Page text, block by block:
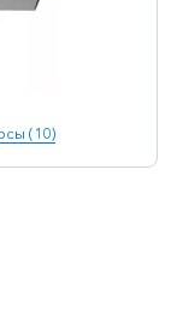
(10)